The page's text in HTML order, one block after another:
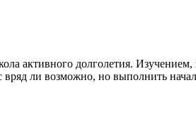
активного долголетия. Изучением,
вряд ли возможно, но выполнить